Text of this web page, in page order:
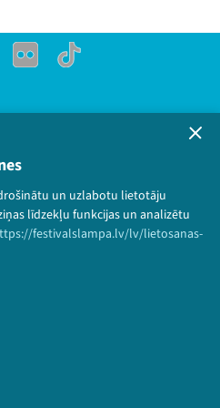
un uzlabotu lietotāju
līdzekļu funkcijas un analizētu
festivalslampa.lv/lv/lietosanas-
X Instagram
Flick TikTok
Flick TikTok
Visas tiesības